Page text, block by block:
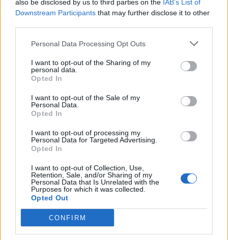
also be disclosed by us to third parties on the IAB’s List of
Downstream Participants that may further disclose it to other
Personal Data Processing Opt Outs
I want to opt-out of the Sharing of my
personal data.
Opted In
I want to opt-out of the Sale of my
Personal Data.
Opted In
I want to opt-out of processing my
Personal Data for Targeted Advertising.
Opted In
I want to opt-out of Collection, Use,
Retention, Sale, and/or Sharing of my
Personal Data that Is Unrelated with the
Purposes for which it was collected.
Opted Out
CONFIRM
laGuía para crear una campaña de anuncios en
APRENDE A CREAR CAMPAÑAS DE MÁXIMO
RENDIMIENTO EN GOOGLE ADS
Skillshop, el centro de exámenes y certificación de
VER MÁS EXÁMENES DE SKILLSHOP - ACADEMY FOR ADS
VOLVER A 100 PREGUNTAS Y RESPUESTAS DE LA
EVALUACIÓN DE GOOGLE SHOPPING
72 73 74 ... 76 77